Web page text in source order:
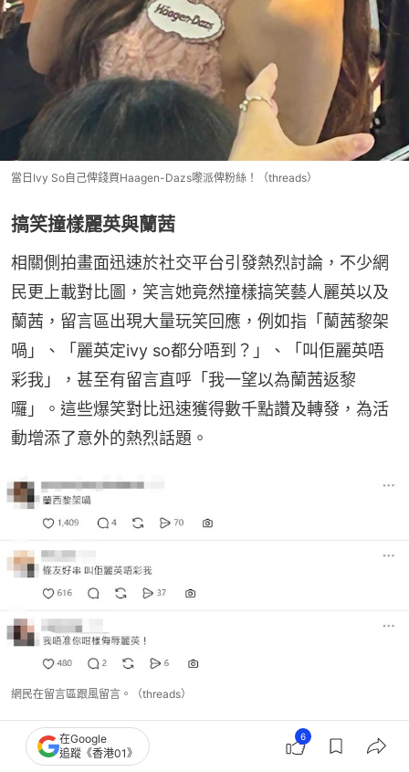
當日Ivy So自己俾錢買Haagen-Dazs嚟派俾粉絲！（threads）
搞笑撞樣麗英與蘭茜
相關側拍畫面迅速於社交平台引發熱烈討論，不少網
民更上載對比圖，笑言她竟然撞樣搞笑藝人麗英以及
蘭茜，留言區出現大量玩笑回應，例如指「蘭茜黎架
喎」、「麗英定ivy so都分唔到？」、「叫佢麗英唔
彩我」，甚至有留言直呼「我一望以為蘭茜返黎
囉」。這些爆笑對比迅速獲得數千點讚及轉發，為活
動增添了意外的熱烈話題。
網民在留言區跟風留言。（threads）
在Google
追蹤《香港01》
6